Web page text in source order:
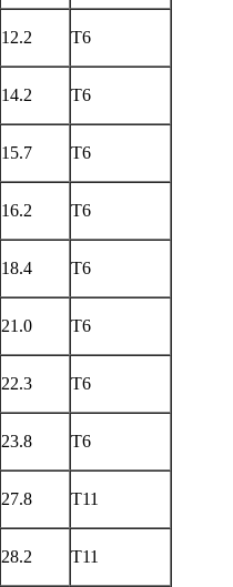
12.2 T6
14.2 T6
15.7 T6
16.2 T6
18.4 T6
21.0 T6
22.3 T6
23.8 T6
27.8 T11
28.2 T11